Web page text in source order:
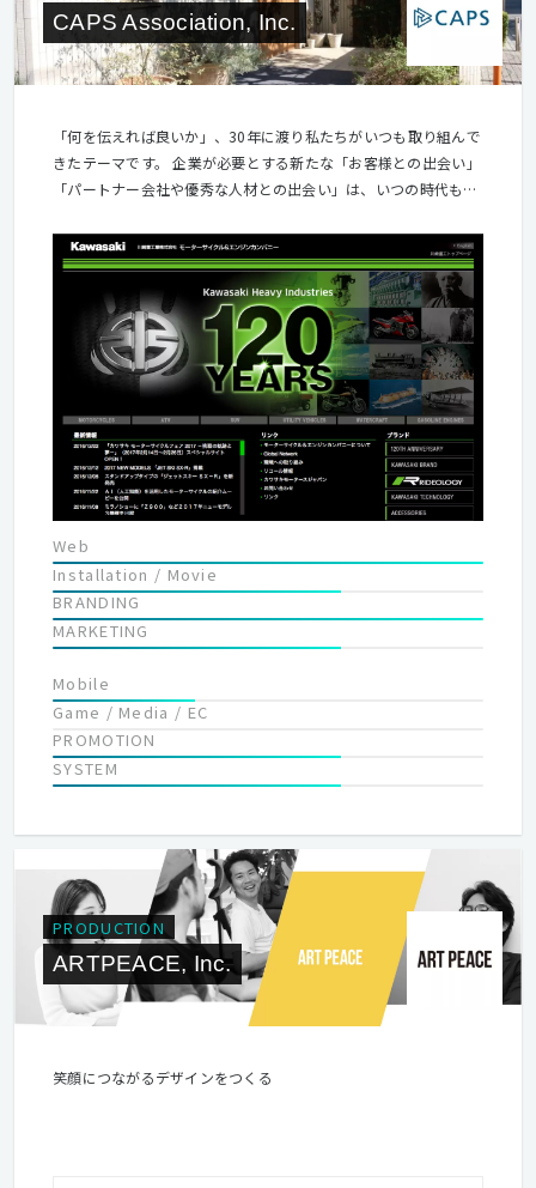
CAPS Association, Inc.
「何を伝えれば良いか」、30年に渡り私たちがいつも取り組んで
きたテーマです。 企業が必要とする新たな「お客様との出会い」
「パートナー会社や優秀な人材との出会い」は、いつの時代も適
い、消費者や市場に真の価値を共感させることによってはじめて
達成できると考えています。 すごいスピードで変化する「今」で
すが、いつの時代も課題は変わりませんね。 私たちはそれを担う
コミュニケーションの専門会社です。 あなたは世の中に何を伝え
たいですか？ 高度情報化によって企業だけでなく個人の情報発信
が可能になったことで、これまでの社会の枠組みが大きく変わり
つつあると思います。人の数だけアイデアがある多様な時代の到
来です。考えるだけでワクワクしてきますね。私たちは、私たち
自身が情報発信することで、そんな時代を積極的に取り込もうと
しています。あなたは世の中に何を伝えたいですか？そしてあな
た自身の世界を拡げていきましょう。この会社で働く事とは、そ
Web
Installation / Movie
BRANDING
MARKETING
Mobile
Game / Media / EC
PROMOTION
SYSTEM
PRODUCTION
ARTPEACE, Inc.
笑顔につながるデザインをつくる